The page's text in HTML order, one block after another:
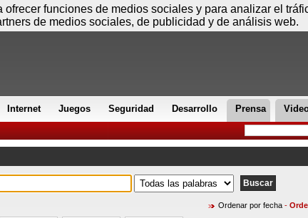
Internet Juegos Seguridad Desarrollo Prensa
Ordenar por fecha -
Sábado 08 de agosto - 19:09
funciones de medios sociales y para analizar el
de medios sociales, de publicidad y de análisis web.